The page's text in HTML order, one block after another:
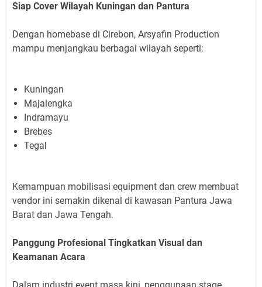
Siap Cover Wilayah Kuningan dan Pantura
Dengan homebase di Cirebon, Arsyafin Production
mampu menjangkau berbagai wilayah seperti:
Kuningan
Majalengka
Indramayu
Brebes
Tegal
Kemampuan mobilisasi equipment dan crew membuat
vendor ini semakin dikenal di kawasan Pantura Jawa
Barat dan Jawa Tengah.
Panggung Profesional Tingkatkan Visual dan
Keamanan Acara